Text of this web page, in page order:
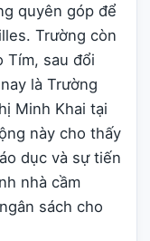
quyên góp để
Trường còn
Tím, sau đổi
là Trường
Minh Khai tại
này cho thấy
dục và sự tiến
nhà cầm
sách cho